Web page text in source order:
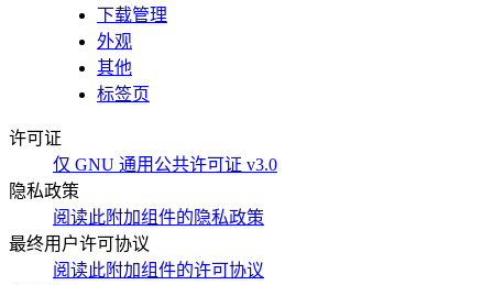
下载管理
外观
其他
标签页
许可证
仅 GNU 通用公共许可证 v3.0
隐私政策
阅读此附加组件的隐私政策
最终用户许可协议
阅读此附加组件的许可协议